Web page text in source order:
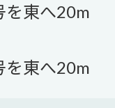
を東へ20m
を東へ20m